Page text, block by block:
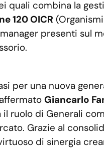
quali combina la
120 OICR
presenti sul
per una nuova
Giancarlo
ruolo di Generali
Grazie al
di sinergia